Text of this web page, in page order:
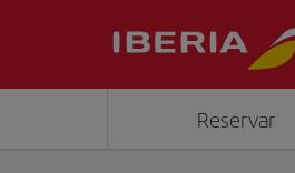
Reservar